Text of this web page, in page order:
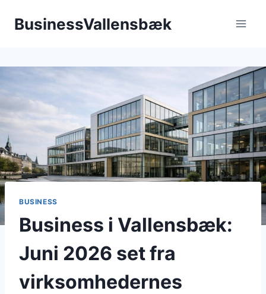
BusinessVallensbæk
BUSINESS
Business i Vallensbæk:
Juni 2026 set fra
virksomhedernes